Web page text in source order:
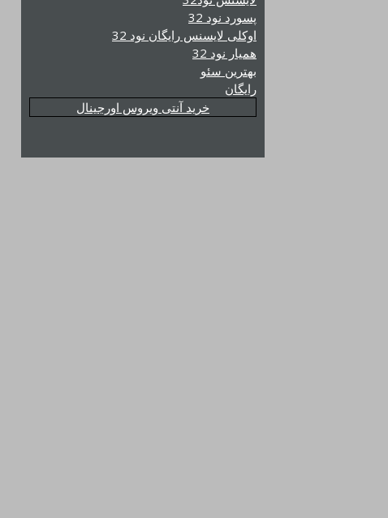
پسورد نود 32
اوکلی لایسنس رایگان نود 32
همیار نود 32
بهترین سئو
رایگان
خرید آنتی ویروس اورجینال